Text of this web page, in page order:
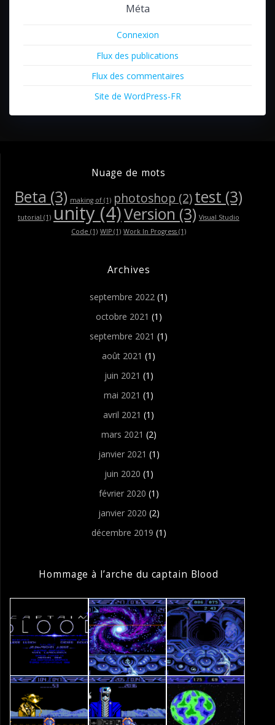
Méta
Connexion
Flux des publications
Flux des commentaires
Site de WordPress-FR
Nuage de mots
Beta (3) making of (1) photoshop (2)test (3)
tutorial (1) unity (4)Version (3) Visual Studio
Code (1) WIP (1) Work In Progress (1)
Archives
septembre 2022 (1)
octobre 2021 (1)
septembre 2021 (1)
août 2021 (1)
juin 2021 (1)
mai 2021 (1)
avril 2021 (1)
mars 2021 (2)
janvier 2021 (1)
juin 2020 (1)
février 2020 (1)
janvier 2020 (2)
décembre 2019 (1)
Hommage à l’arche du captain Blood